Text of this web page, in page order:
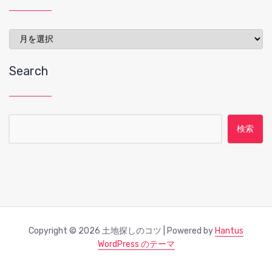
Archives
Search
Copyright © 2026 土地探しのコツ | Powered byHantus
WordPress のテーマ